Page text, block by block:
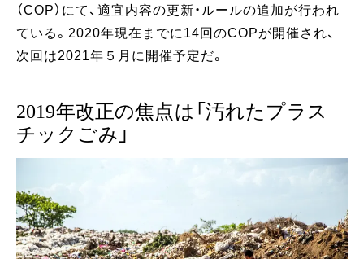
（COP）にて、適宜内容の更新・ルールの追加が行われ
ている。2020年現在までに14回のCOPが開催され、
次回は2021年５月に開催予定だ。
2019年改正の焦点は「汚れたプラス
チックごみ」